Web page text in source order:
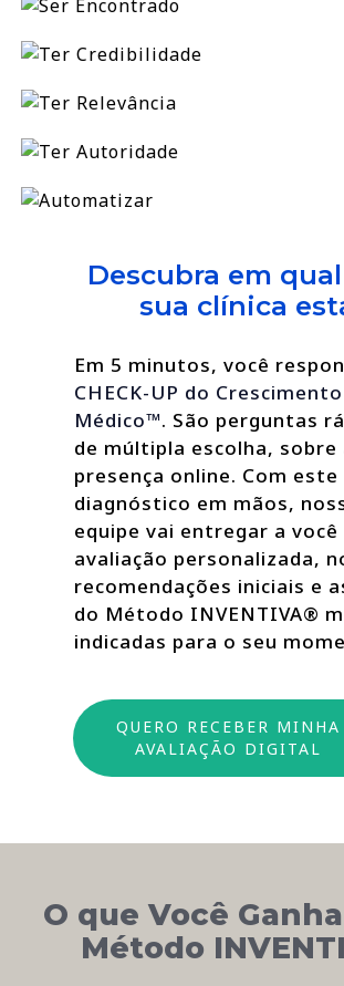
Descubra em
sua clínica
Em 5 minutos, você
CHECK-UP do Crescimento
Médico™. São perguntas
de múltipla escolha, sobre
presença online. Com este
diagnóstico em mãos,
equipe vai entregar a você
avaliação personalizada,
recomendações iniciais e
do Método INVENTIVA®
indicadas para o seu
QUERO RECEBER MINHA
AVALIAÇÃO DIGITAL
O que Você
Método